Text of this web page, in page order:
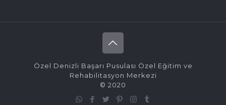
Özel Denizli Başarı Pusulası Özel Eğitim ve
Rehabilitasyon Merkezi
© 2020